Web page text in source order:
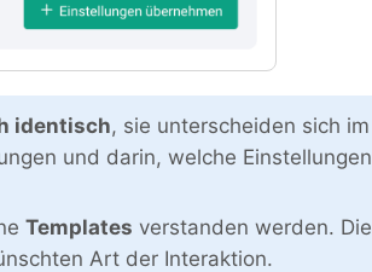
identisch, sie unterscheiden sich im
und darin, welche Einstellungen
Templates verstanden werden. Die
Art der Interaktion.